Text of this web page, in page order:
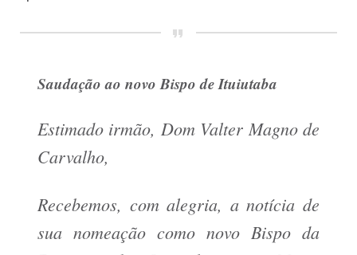
Saudação ao novo Bispo de Ituiutaba
Estimado irmão, Dom Valter Magno de
Carvalho,
Recebemos, com alegria, a notícia de
sua nomeação como novo Bispo da